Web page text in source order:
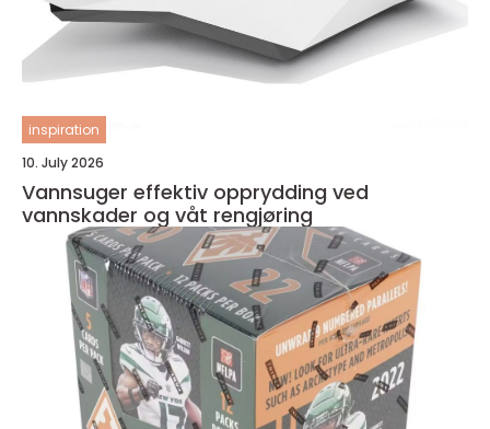
inspiration
10. July 2026
Vannsuger effektiv opprydding ved
vannskader og våt rengjøring